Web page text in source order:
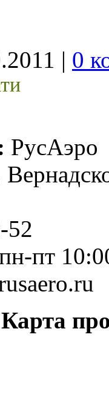
| 0
РусАэро
52
пт
Карта